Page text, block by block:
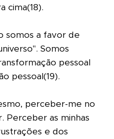
cima(18).
somos a favor de
Somos
pessoal
pessoal(19).
perceber-me no
Perceber as minhas
e dos